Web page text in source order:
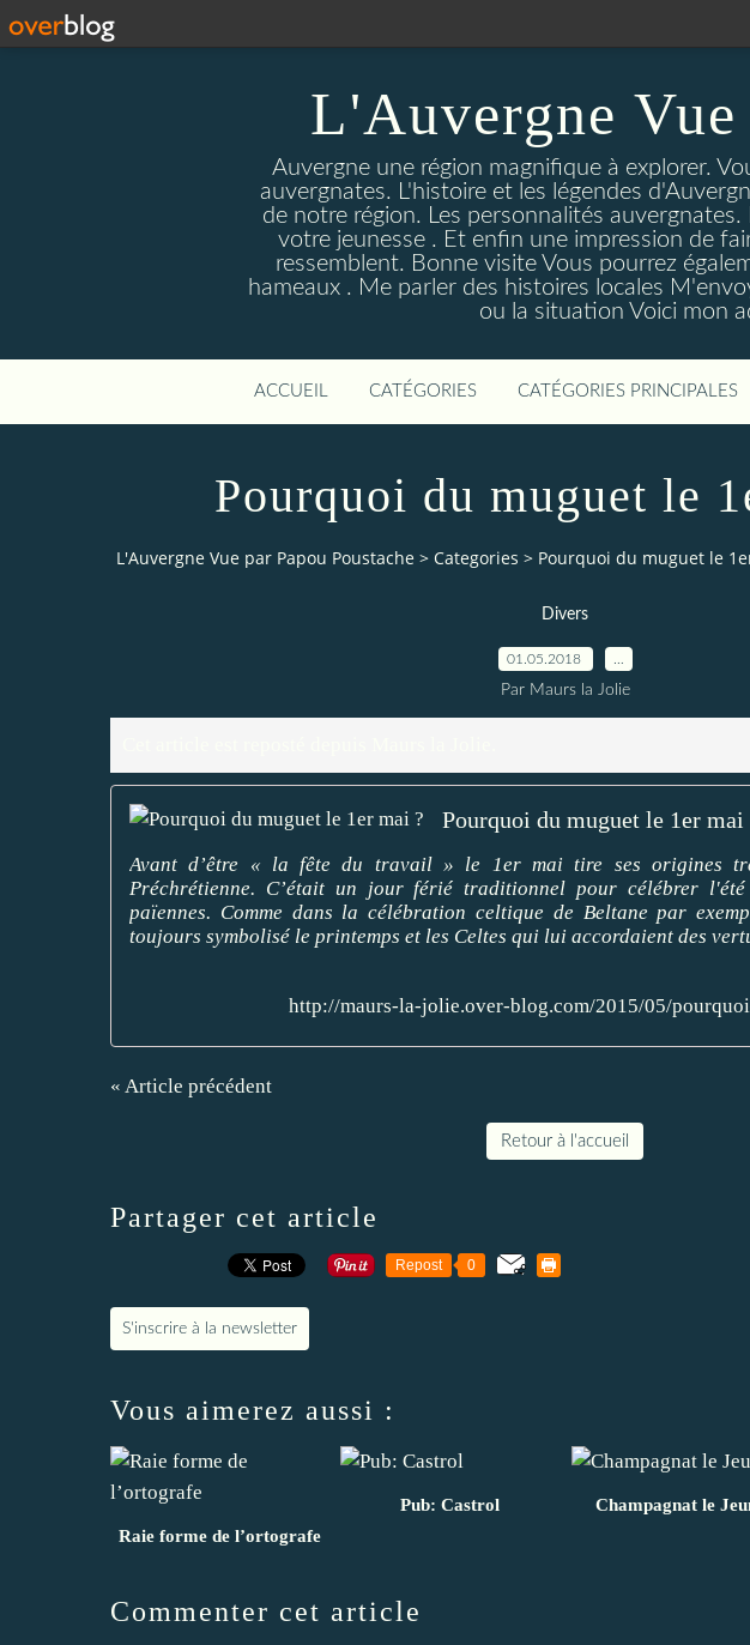
L'Auvergne Vue
Auvergne une région magnifique à explorer.
auvergnates. L'histoire et les légendes
de notre région. Les personnalités
votre jeunesse . Et enfin une impression de
ressemblent. Bonne visite Vous pourrez
hameaux . Me parler des histoires locales
ou la situation Voici mon
ACCUEIL CATÉGORIES CATÉGORIES PRINCIPALES
Pourquoi du muguet le
L'Auvergne Vue par Papou Poustache > Categories > Pourquoi du muguet le
Divers
01.05.2018
Par Maurs la Jolie
Pourquoi du muguet le 1er mai
Avant d’être « la fête du travail » le 1er mai tire ses origines
Préchrétienne. C’était un jour férié traditionnel pour célébrer
païennes. Comme dans la célébration celtique de Beltane par
toujours symbolisé le printemps et les Celtes qui lui accordaient des
http://maurs-la-jolie.over-blog.com/2015/05/
« Article précédent
Retour à l'accueil
Partager cet article
Repost 0
S'inscrire à la newsletter
Vous aimerez aussi :
Raie forme de l’ortografe
Pub: Castrol Champagnat le
Commenter cet article